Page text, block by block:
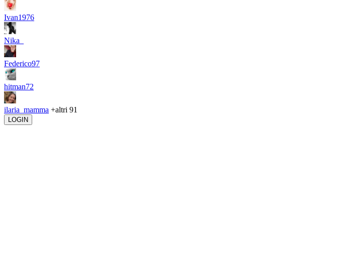
Ivan1976
Nika_
Federico97
hitman72
ilaria_mamma +altri 91
LOGIN